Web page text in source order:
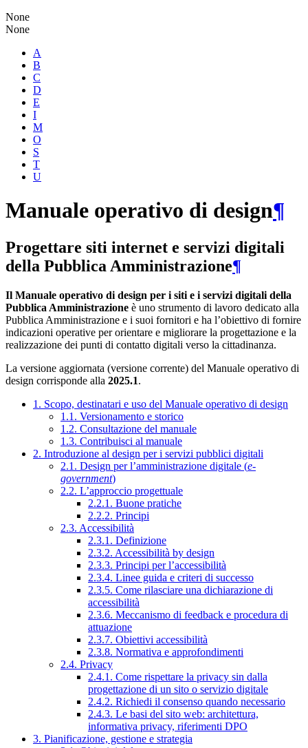
None
None
A
B
C
D
E
I
M
O
S
T
U
Manuale operativo di design¶
Progettare siti internet e servizi digitali
della Pubblica Amministrazione¶
Il Manuale operativo di design per i siti e i servizi digitali della
Pubblica Amministrazione è uno strumento di lavoro dedicato alla
Pubblica Amministrazione e i suoi fornitori e ha l’obiettivo di fornire
indicazioni operative per orientare e migliorare la progettazione e la
realizzazione dei punti di contatto digitali verso la cittadinanza.
La versione aggiornata (versione corrente) del Manuale operativo di
design corrisponde alla 2025.1.
1. Scopo, destinatari e uso del Manuale operativo di design
1.1. Versionamento e storico
1.2. Consultazione del manuale
1.3. Contribuisci al manuale
2. Introduzione al design per i servizi pubblici digitali
2.1. Design per l’amministrazione digitale (e-
government)
2.2. L’approccio progettuale
2.2.1. Buone pratiche
2.2.2. Principi
2.3. Accessibilità
2.3.1. Definizione
2.3.2. Accessibilità by design
2.3.3. Principi per l’accessibilità
2.3.4. Linee guida e criteri di successo
2.3.5. Come rilasciare una dichiarazione di
accessibilità
2.3.6. Meccanismo di feedback e procedura di
attuazione
2.3.7. Obiettivi accessibilità
2.3.8. Normativa e approfondimenti
2.4. Privacy
2.4.1. Come rispettare la privacy sin dalla
progettazione di un sito o servizio digitale
2.4.2. Richiedi il consenso quando necessario
2.4.3. Le basi del sito web: architettura,
informativa privacy, riferimenti DPO
3. Pianificazione, gestione e strategia